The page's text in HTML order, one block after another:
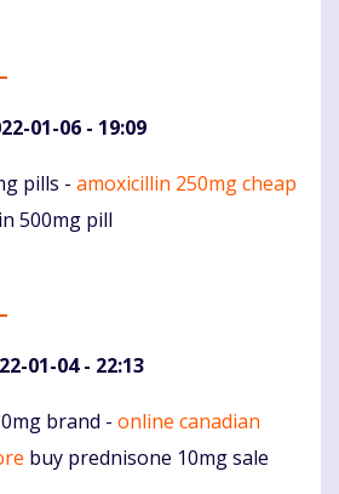
01-06 - 19:09
pills - amoxicillin 250mg cheap
500mg pill
01-04 - 22:13
brand - online canadian
buy prednisone 10mg sale